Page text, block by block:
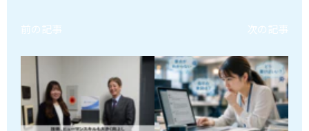
前の記事 次の記事